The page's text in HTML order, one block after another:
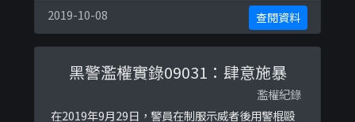
2019-10-08
查閱資料
黑警濫權實錄09031：肆意施暴
濫權紀錄
在2019年9月29日，警員在制服示威者後用警棍毆